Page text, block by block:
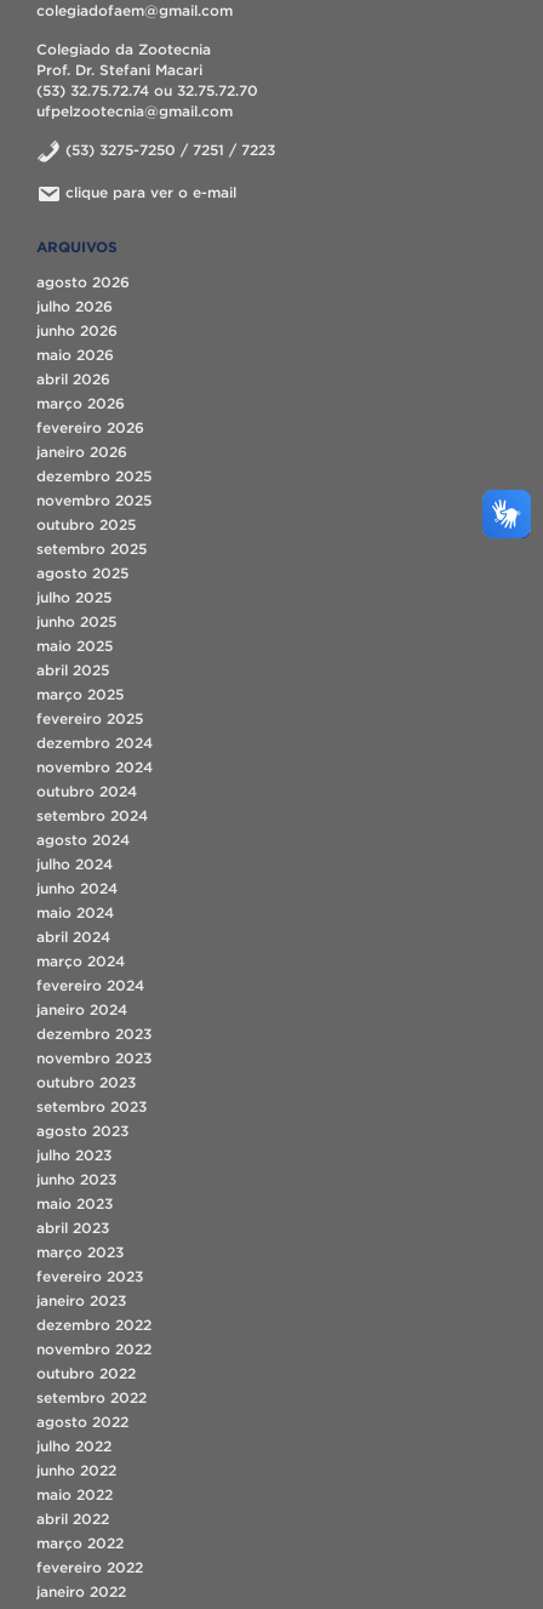
colegiadofaem@gmail.com
Colegiado da Zootecnia
Prof. Dr. Stefani Macari
(53) 32.75.72.74 ou 32.75.72.70
ufpelzootecnia@gmail.com
(53) 3275-7250 / 7251 / 7223
clique para ver o e-mail
ARQUIVOS
agosto 2026
julho 2026
junho 2026
maio 2026
abril 2026
março 2026
fevereiro 2026
janeiro 2026
dezembro 2025
novembro 2025
outubro 2025
setembro 2025
agosto 2025
julho 2025
junho 2025
maio 2025
abril 2025
março 2025
fevereiro 2025
dezembro 2024
novembro 2024
outubro 2024
setembro 2024
agosto 2024
julho 2024
junho 2024
maio 2024
abril 2024
março 2024
fevereiro 2024
janeiro 2024
dezembro 2023
novembro 2023
outubro 2023
setembro 2023
agosto 2023
julho 2023
junho 2023
maio 2023
abril 2023
março 2023
fevereiro 2023
janeiro 2023
dezembro 2022
novembro 2022
outubro 2022
setembro 2022
agosto 2022
julho 2022
junho 2022
maio 2022
abril 2022
março 2022
fevereiro 2022
janeiro 2022